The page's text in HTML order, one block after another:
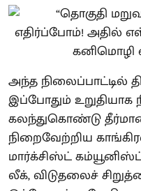
அந்த நிலைப்பாட்டில்
இப்போதும் உறுதியாக
கலந்துகொண்டு
நிறைவேற்றிய
மார்க்சிஸ்ட்
லீக், விடுதலைச்